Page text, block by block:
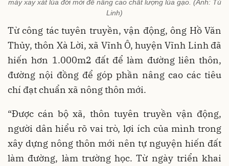
máy xay xát lúa đời mới để nâng cao chất lượng lúa gạo. (Ảnh: Tú
Linh)
Từ công tác tuyên truyền, vận động, ông Hồ Văn
Thủy, thôn Xà Lời, xã Vĩnh Ô, huyện Vĩnh Linh đã
hiến hơn 1.000m2 đất để làm đường liên thôn,
đường nội đồng để góp phần nâng cao các tiêu
chí đạt chuẩn xã nông thôn mới.
“Được cán bộ xã, thôn tuyên truyền vận động,
người dân hiểu rõ vai trò, lợi ích của mình trong
xây dựng nông thôn mới nên tự nguyện hiến đất
làm đường, làm trường học. Từ ngày triển khai